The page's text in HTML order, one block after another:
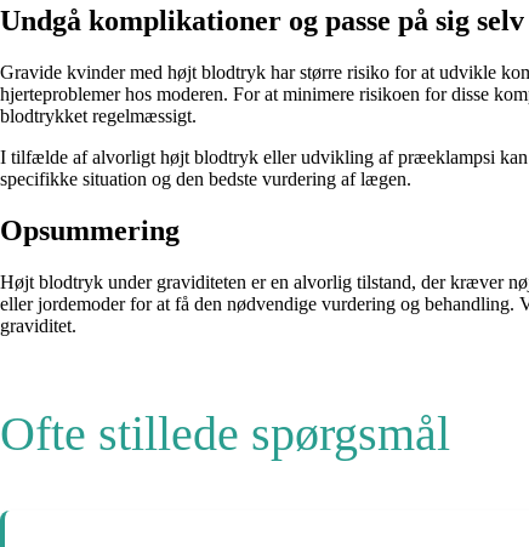
Undgå komplikationer og passe på sig selv
Gravide kvinder med højt blodtryk har større risiko for at udvikle
hjerteproblemer hos moderen. For at minimere risikoen for disse
blodtrykket regelmæssigt.
I tilfælde af alvorligt højt blodtryk eller udvikling af præeklampsi kan
specifikke situation og den bedste vurdering af lægen.
Opsummering
Højt blodtryk under graviditeten er en alvorlig tilstand, der kræver
eller jordemoder for at få den nødvendige vurdering og
graviditet.
Ofte stillede spørgsmål